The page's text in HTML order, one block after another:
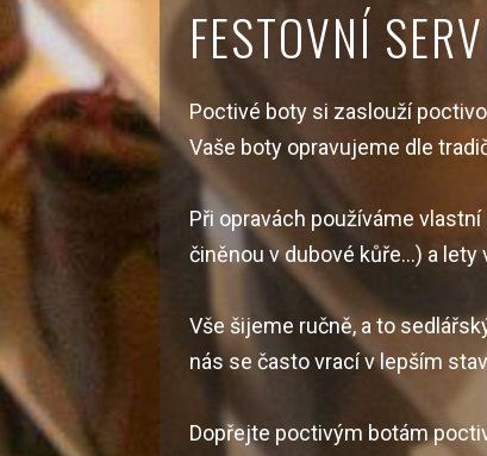
FESTOVNÍ
Poctivé boty si zaslouží
Vaše boty opravujeme dle
Při opravách používáme
činěnou v dubové kůře…) a
Vše šijeme ručně, a to
nás se často vrací v lepším
Dopřejte poctivým botám